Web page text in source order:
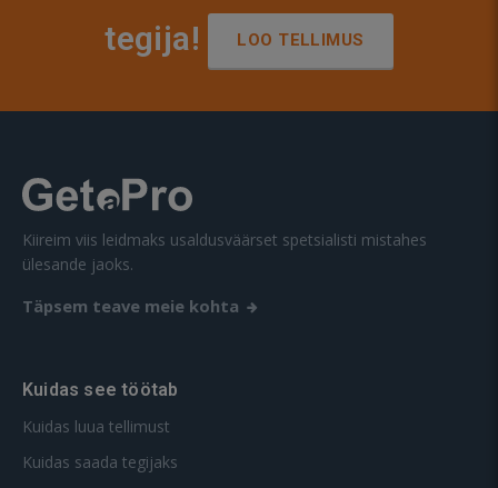
tegija!
LOO TELLIMUS
Kiireim viis leidmaks usaldusväärset spetsialisti mistahes
ülesande jaoks.
Täpsem teave meie kohta
Kuidas see töötab
Kuidas luua tellimust
Kuidas saada tegijaks